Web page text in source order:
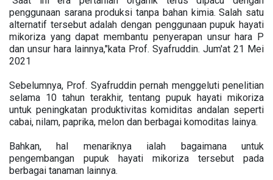
penggunaan sarana produksi tanpa bahan kimia. Salah satu
alternatif tersebut adalah dengan penggunaan pupuk hayati
mikoriza yang dapat membantu penyerapan unsur hara P
dan unsur hara lainnya,"kata Prof. Syafruddin. Jum'at 21 Mei
2021
Sebelumnya, Prof. Syafruddin pernah menggeluti penelitian
selama 10 tahun terakhir, tentang pupuk hayati mikoriza
untuk peningkatan produktivitas komiditas andalan seperti
cabai, nilam, paprika, melon dan berbagai komoditas lainya.
Bahkan, hal menariknya ialah bagaimana untuk
pengembangan pupuk hayati mikoriza tersebut pada
berbagai tanaman lainnya.